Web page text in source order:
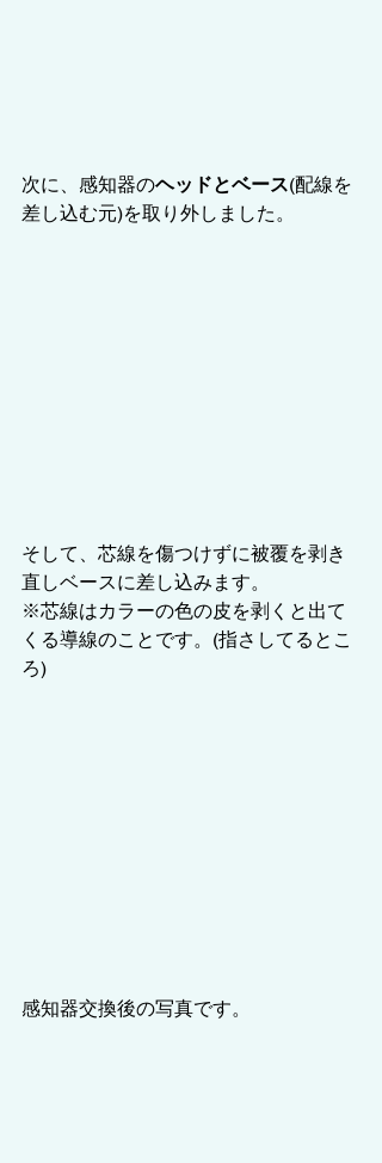
次に、感知器のヘッドとベース(配線を
差し込む元)を取り外しました。
そして、芯線を傷つけずに被覆を剥き
直しベースに差し込みます。
※芯線はカラーの色の皮を剥くと出て
くる導線のことです。(指さしてるとこ
ろ)
感知器交換後の写真です。